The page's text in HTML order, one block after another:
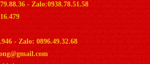
- Zalo:0938.78.51.58
- Zalo: 0896.49.32.68